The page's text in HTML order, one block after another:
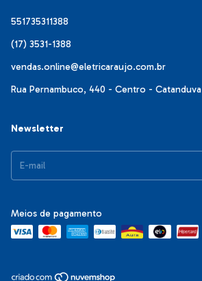
551735311388
(17) 3531-1388
vendas.online@eletricaraujo.com.br
Rua Pernambuco, 440 - Centro - Catanduva
Newsletter
Meios de pagamento